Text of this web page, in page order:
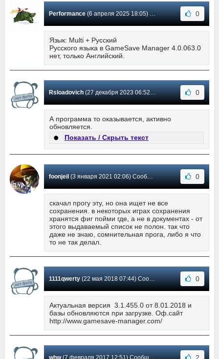
Performance(6 апреля 2025 18:05) Сообщение #75 0
Язык: Multi + Русский
Русского языка в GameSave Manager 4.0.063.0
нет, только Английский.
Rsloadovich(27 декабря 2023 06:52) Сообщение #74 0
А программа то оказывается, активно
обновляется.
Показать / Скрыть текст
foonjeil (3 января 2021 02:06) Сообщение #73 0
скачал прогу эту, но она ищет не все
сохранения. в некоторых играх сохранения
хранятся фиг пойми где, а не в документах - от
этого выдаваемый список не полон. так что
даже не знаю, сомнительная прога, либо я что
то не так делал.
1111qwerty(22 мая 2018 07:44) Сообщение #72 0
Актуальная версия 3.1.455.0 от 8.01.2018 и
базы обновляются при загрузке. Оф.сайт
http://www.gamesave-manager.com/
whw(7 февраля 2017 12:51) Сообщение #71